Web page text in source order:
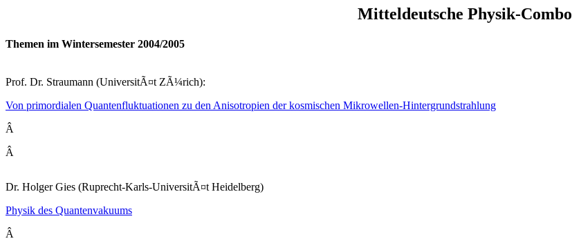
Mitteldeutsche Physik-Combo
Themen im Wintersemester 2004/2005
Prof. Dr. Straumann (UniversitÃ¤t ZÃ¼rich):
Von primordialen Quantenfluktuationen zu den Anisotropien der kosmischen Mikrowellen-Hintergrundstrahlung
Â
Â
Dr. Holger Gies (Ruprecht-Karls-UniversitÃ¤t Heidelberg)
Physik des Quantenvakuums
Â